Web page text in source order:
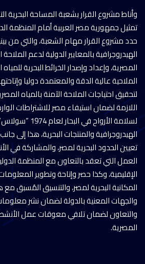
وأناط مشروع القرار بشعبة المساحة البحرية
تمثيل جمهورية مصر العربية أمام المنظمة
حدد مشروع القرار مهام الشعبة، والتي من
الهيدروجرافية بالمعايير الدولية لدعم
المصرية، وإعداد وإصدار الخرائط البحرية
الملاحية عالية الدقة والمعتمدة دوليا
لتحقيق احتياجات الملاحة الآمنة بالمياه
اللازمة لضمان استيفاء مصر للاشتراطات
لسلامة الأرواح
الهيدروجرافية والمنتجات البحرية، هذا إلى
تعيين الحدود البحرية لمصر، والمشاركة في
العمل التي تعقد بالتعاون مع المنظمة
الإقليمية، وكذا حصر وإتاحة وتطوير المعلومات
المكانية البحرية لمصر، والتنسيق المُسبق مع
والجهات المعنية بالدولة لضمان نشر
والتعاون لضمان تلافي معوقات عمل الأنشطة
المصرية.